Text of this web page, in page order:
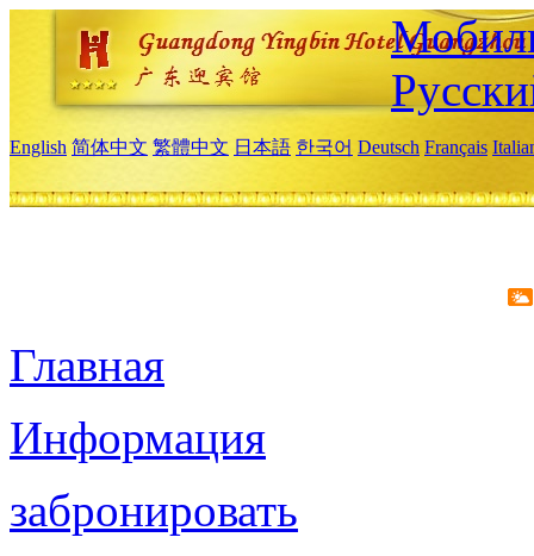
English 简体中文 繁體中文 日本語 한국어 Deutsch Français
Главная
Информация
забронировать